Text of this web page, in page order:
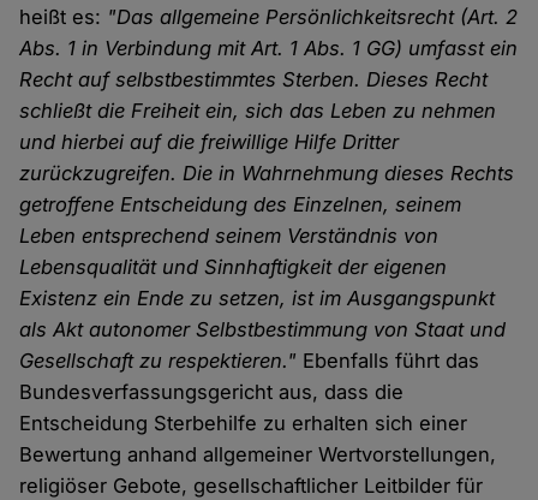
heißt es: "Das allgemeine Persönlichkeitsrecht (Art. 2
Abs. 1 in Verbindung mit Art. 1 Abs. 1 GG) umfasst ein
Recht auf selbstbestimmtes Sterben. Dieses Recht
schließt die Freiheit ein, sich das Leben zu nehmen
und hierbei auf die freiwillige Hilfe Dritter
zurückzugreifen. Die in Wahrnehmung dieses Rechts
getroffene Entscheidung des Einzelnen, seinem
Leben entsprechend seinem Verständnis von
Lebensqualität und Sinnhaftigkeit der eigenen
Existenz ein Ende zu setzen, ist im Ausgangspunkt
als Akt autonomer Selbstbestimmung von Staat und
Gesellschaft zu respektieren." Ebenfalls führt das
Bundesverfassungsgericht aus, dass die
Entscheidung Sterbehilfe zu erhalten sich einer
Bewertung anhand allgemeiner Wertvorstellungen,
religiöser Gebote, gesellschaftlicher Leitbilder für